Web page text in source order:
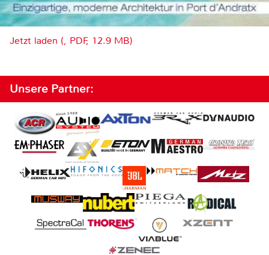
Jetzt laden (, PDF, 12.9 MB)
Unsere Partner: